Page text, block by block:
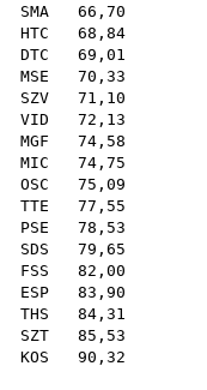
SMA 66,70
HTC 68,84
DTC 69,01
MSE 70,33
SZV 71,10
VID 72,13
MGF 74,58
MIC 74,75
OSC 75,09
TTE 77,55
PSE 78,53
SDS 79,65
FSS 82,00
ESP 83,90
THS 84,31
SZT 85,53
KOS 90,32